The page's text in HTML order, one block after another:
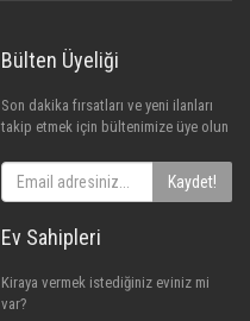
Bülten Üyeliği
Son dakika fırsatları ve yeni ilanları
takip etmek için bültenimize üye olun
Kaydet!
Ev Sahipleri
Kiraya vermek istediğiniz eviniz mi
var?